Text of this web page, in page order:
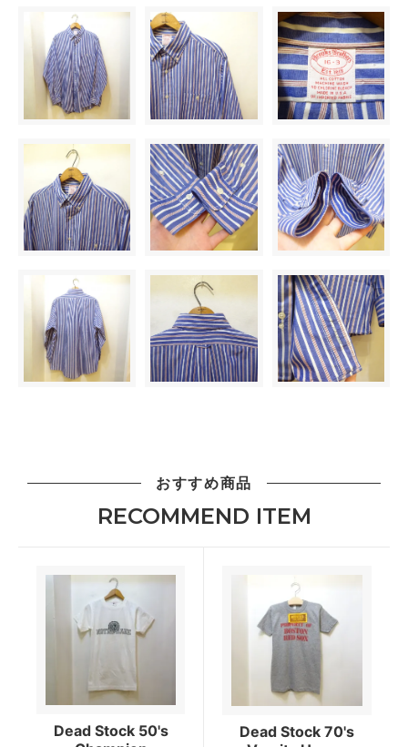
おすすめ商品
RECOMMEND ITEM
Dead Stock 50's
Dead Stock 70's